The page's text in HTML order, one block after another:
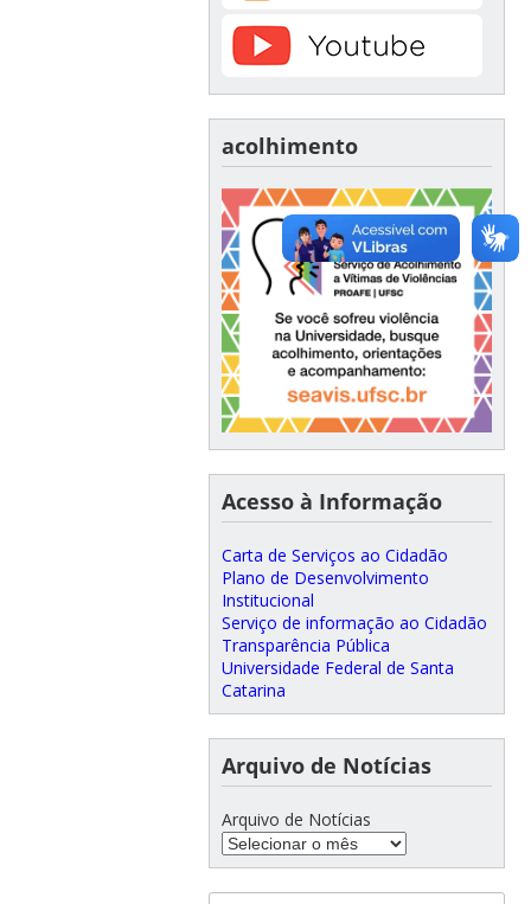
acolhimento
Acesso à Informação
Carta de Serviços ao Cidadão
Plano de Desenvolvimento
Institucional
Serviço de informação ao Cidadão
Transparência Pública
Universidade Federal de Santa
Catarina
Arquivo de Notícias
Arquivo de Notícias